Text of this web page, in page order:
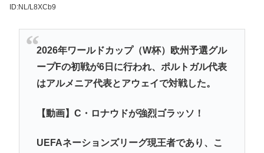
ID:NL/L8XCb9
2026年ワールドカップ（W杯）欧州予選グル
ープFの初戦が6日に行われ、ポルトガル代表
はアルメニア代表とアウェイで対戦した。
【動画】C・ロナウドが強烈ゴラッソ！
UEFAネーションズリーグ現王者であり、こ